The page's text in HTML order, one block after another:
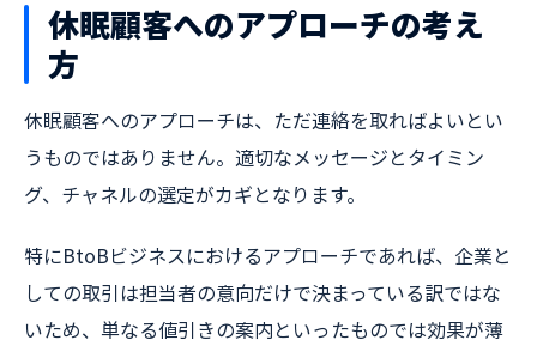
休眠顧客へのアプローチの考え
方
休眠顧客へのアプローチは、ただ連絡を取ればよいとい
うものではありません。適切なメッセージとタイミン
グ、チャネルの選定がカギとなります。
特にBtoBビジネスにおけるアプローチであれば、企業と
しての取引は担当者の意向だけで決まっている訳ではな
いため、単なる値引きの案内といったものでは効果が薄